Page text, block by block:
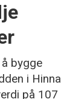
bygge
i Hinna
på 107